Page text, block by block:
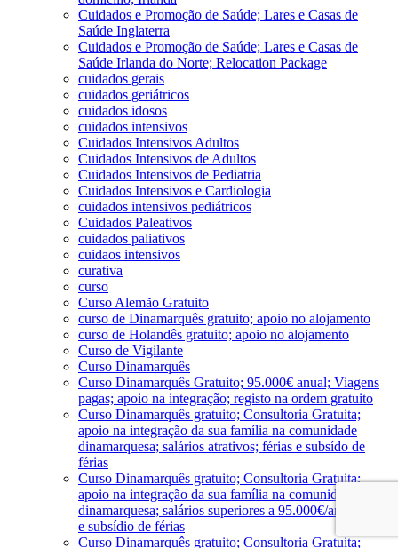
Cuidados e Promoção de Saúde; Lares e Casas de
Saúde Inglaterra
Cuidados e Promoção de Saúde; Lares e Casas de
Saúde Irlanda do Norte; Relocation Package
cuidados gerais
cuidados geriátricos
cuidados idosos
cuidados intensivos
Cuidados Intensivos Adultos
Cuidados Intensivos de Adultos
Cuidados Intensivos de Pediatria
Cuidados Intensivos e Cardiologia
cuidados intensivos pediátricos
Cuidados Paleativos
cuidados paliativos
cuidaos intensivos
curativa
curso
Curso Alemão Gratuito
curso de Dinamarquês gratuito; apoio no alojamento
curso de Holandês gratuito; apoio no alojamento
Curso de Vigilante
Curso Dinamarquês
Curso Dinamarquês Gratuito; 95.000€ anual; Viagens
pagas; apoio na integração; registo na ordem gratuito
Curso Dinamarquês gratuito; Consultoria Gratuita;
apoio na integração da sua família na comunidade
dinamarquesa; salários atrativos; férias e subsído de
férias
Curso Dinamarquês gratuito; Consultoria Gratuita;
apoio na integração da sua família na comunidade
dinamarquesa; salários superiores a 95.000€/ano; férias
e subsídio de férias
Curso Dinamarquês gratuito; Consultoria Gratuita;